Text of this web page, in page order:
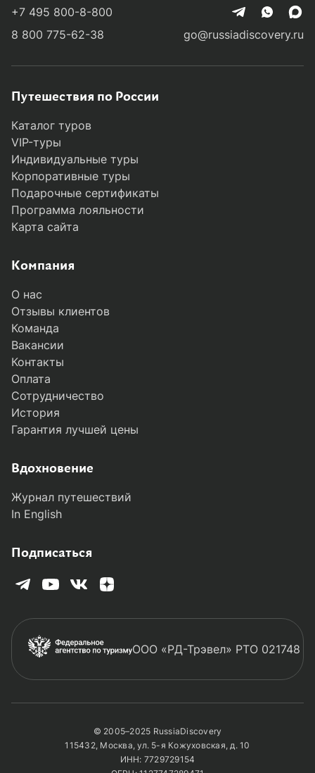
+7 495 800-8-800
8 800 775-62-38
go@russiadiscovery.ru
Путешествия по России
Каталог туров
VIP-туры
Индивидуальные туры
Корпоративные туры
Подарочные сертификаты
Программа лояльности
Карта сайта
Компания
О нас
Отзывы клиентов
Команда
Вакансии
Контакты
Оплата
Сотрудничество
История
Гарантия лучшей цены
Вдохновение
Журнал путешествий
In English
Подписаться
ООО «РД-Трэвел» РТО 021748
© 2005–2025 RussiaDiscovery
115432, Москва, ул. 5-я Кожуховская, д. 10
ИНН: 7729729154